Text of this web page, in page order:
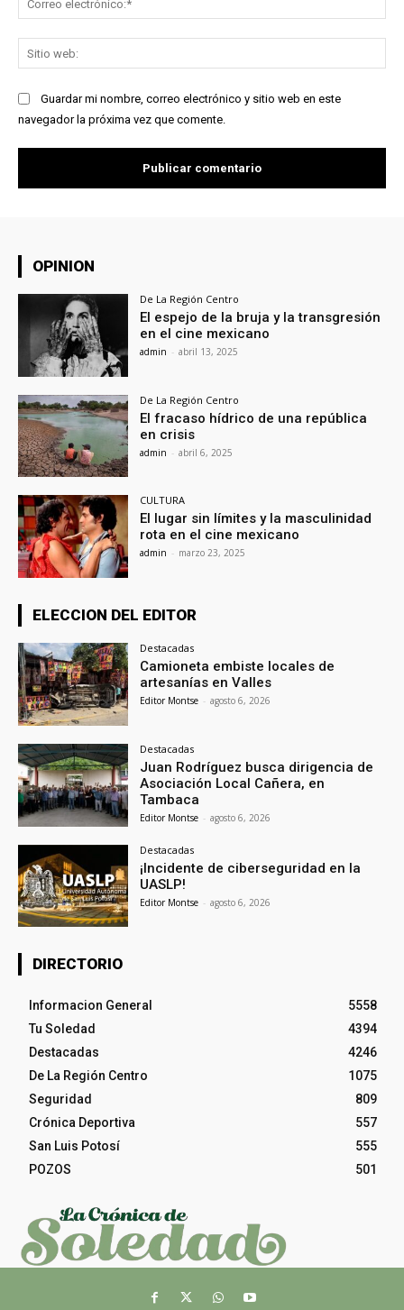
Guardar mi nombre, correo electrónico y sitio web en este
navegador la próxima vez que comente.
OPINION
De La Región Centro
El espejo de la bruja y la transgresión
en el cine mexicano
admin - abril 13, 2025
De La Región Centro
El fracaso hídrico de una república
en crisis
admin - abril 6, 2025
CULTURA
El lugar sin límites y la masculinidad
rota en el cine mexicano
admin - marzo 23, 2025
ELECCION DEL EDITOR
Destacadas
Camioneta embiste locales de
artesanías en Valles
Editor Montse - agosto 6, 2026
Destacadas
Juan Rodríguez busca dirigencia de
Asociación Local Cañera, en
Tambaca
Editor Montse - agosto 6, 2026
Destacadas
¡Incidente de ciberseguridad en la
UASLP!
Editor Montse - agosto 6, 2026
DIRECTORIO
Informacion General
5558
Tu Soledad
4394
Destacadas
4246
De La Región Centro
1075
Seguridad
809
Crónica Deportiva
557
San Luis Potosí
555
POZOS
501